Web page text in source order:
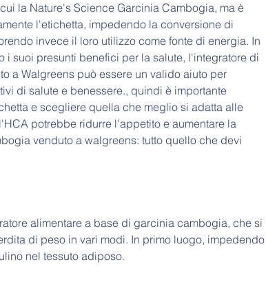
la Nature's Science Garcinia Cambogia, ma è
l'etichetta, impedendo la conversione di
invece il loro utilizzo come fonte di energia. In
i suoi presunti benefici per la salute, l'integratore di
a Walgreens può essere un valido aiuto per
di salute e benessere., quindi è importante
e scegliere quella che meglio si adatta alle
potrebbe ridurre l'appetito e aumentare la
venduto a walgreens: tutto quello che devi
alimentare a base di garcinia cambogia, che si
di peso in vari modi. In primo luogo, impedendo
nel tessuto adiposo.